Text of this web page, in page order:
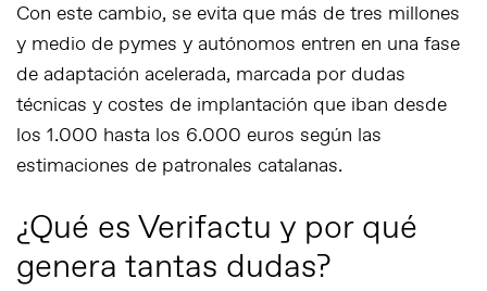
Con este cambio, se evita que más de tres millones
y medio de pymes y autónomos entren en una fase
de adaptación acelerada, marcada por dudas
técnicas y costes de implantación que iban desde
los 1.000 hasta los 6.000 euros según las
estimaciones de patronales catalanas.
¿Qué es Verifactu y por qué
genera tantas dudas?